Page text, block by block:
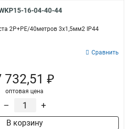
16-04-40-44
2Р+PЕ/40метров 3х1,5мм2 IP44
Сравнить
732,51 ₽
оптовая цена
– +
В корзину